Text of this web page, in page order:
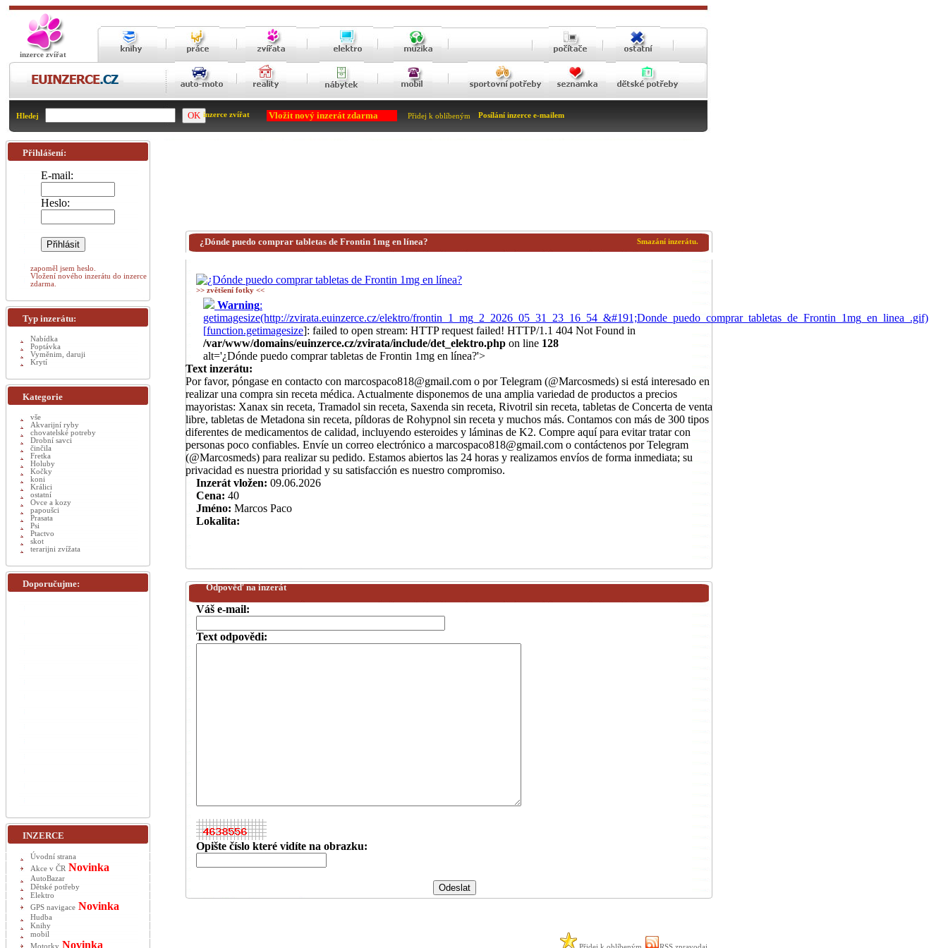
inzerce zvířat
Hledej inzerce zvířat Vložit nový inzerát zdarma Přidej k oblíbeným Posílání inzerce e-mailem
Smazání inzerátu.
¿Dónde puedo comprar tabletas de Frontin 1mg en línea?
>> zvětšení fotky <<
Warning:
getimagesize(http://zvirata.euinzerce.cz/elektro/frontin_1_mg_2_2026_05_31_23_16_54_&#191;Donde_puedo_comprar_tabletas_de_Frontin_1mg_en_linea_.gif)
[function.getimagesize]: failed to open stream: HTTP request failed! HTTP/1.1 404 Not Found in
/var/www/domains/euinzerce.cz/zvirata/include/det_elektro.php on line 128
alt='¿Dónde puedo comprar tabletas de Frontin 1mg en línea?'>
Text inzerátu:
Por favor, póngase en contacto con marcospaco818@gmail.com o por Telegram (@Marcosmeds) si está interesado en
realizar una compra sin receta médica. Actualmente disponemos de una amplia variedad de productos a precios
mayoristas: Xanax sin receta, Tramadol sin receta, Saxenda sin receta, Rivotril sin receta, tabletas de Concerta de venta
libre, tabletas de Metadona sin receta, píldoras de Rohypnol sin receta y muchos más. Contamos con más de 300 tipos
diferentes de medicamentos de calidad, incluyendo esteroides y láminas de K2. Compre aquí para evitar tratar con
personas poco confiables. Envíe un correo electrónico a marcospaco818@gmail.com o contáctenos por Telegram
(@Marcosmeds) para realizar su pedido. Estamos abiertos las 24 horas y realizamos envíos de forma inmediata; su
privacidad es nuestra prioridad y su satisfacción es nuestro compromiso.
Inzerát vložen: 09.06.2026
Cena: 40
Jméno: Marcos Paco
Lokalita:
Odpověď na inzerát
Váš e-mail:
Text odpovědi:
Opište číslo které vidíte na obrazku:
Přihlášení:
E-mail:
Heslo:
zapoměl jsem heslo.
Vložení nového inzerátu do inzerce
zdarma.
Typ inzerátu:
Nabídka
Poptávka
Vyměnim, daruji
Krytí
Kategorie
vše
Akvarijní ryby
chovatelské potreby
Drobní savci
činčila
Fretka
Holuby
Kočky
koni
Králici
ostatní
Ovce a kozy
papoušci
Prasata
Psi
Ptactvo
skot
terarijni zvížata
Doporučujme:
INZERCE
Úvodní strana
Akce v ČR Novinka
AutoBazar
Dětské potřeby
Elektro
GPS navigace Novinka
Hudba
Knihy
mobil
Motorky Novinka